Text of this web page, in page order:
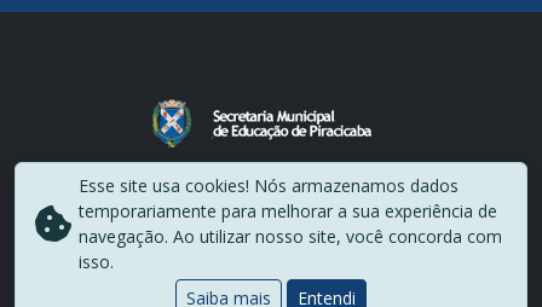
2024 © - Todos Direitos Reservados - Educativa FM
Os conteúdos editoriais e artísticos dos programas
independentes veiculados pelaEducativa FM Piracicaba
são de inteira responsabilidade de seus produtores e
apresentadores voluntários
Esse site usa cookies! Nós armazenamos dados
temporariamente para melhorar a sua experiência de
navegação. Ao utilizar nosso site, você concorda com
isso.
Saiba mais
Entendi